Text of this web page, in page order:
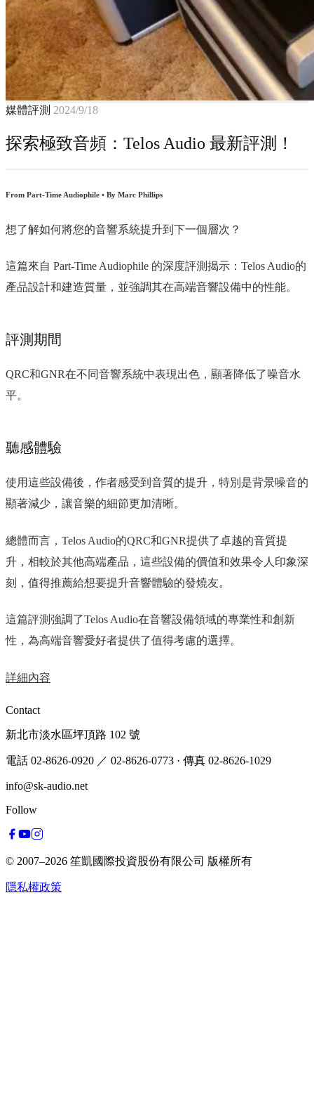
媒體評測 2024/9/18
探索極致音頻：Telos Audio 最新評測！
From Part-Time Audiophile • By Marc Phillips
想了解如何將您的音響系統提升到下一個層次？
這篇來自 Part-Time Audiophile 的深度評測揭示：Telos Audio的
產品設計和建造質量，並強調其在高端音響設備中的性能。
評測期間
QRC和GNR在不同音響系統中表現出色，顯著降低了噪音水
平。
聽感體驗
使用這些設備後，作者感受到音質的提升，特別是背景噪音的
顯著減少，讓音樂的細節更加清晰。
總體而言，Telos Audio的QRC和GNR提供了卓越的音質提
升，相較於其他高端產品，這些設備的價值和效果令人印象深
刻，值得推薦給想要提升音響體驗的發燒友。
這篇評測強調了Telos Audio在音響設備領域的專業性和創新
性，為高端音響愛好者提供了值得考慮的選擇。
詳細內容
Contact
新北市淡水區坪頂路 102 號
電話 02-8626-0920 ／ 02-8626-0773 · 傳真 02-8626-1029
info@sk-audio.net
Follow
© 2007–2026 笙凱國際投資股份有限公司 版權所有
隱私權政策